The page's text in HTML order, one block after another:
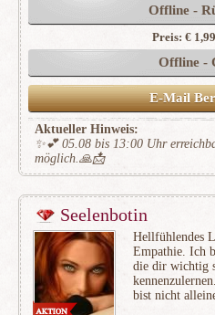
Offline -
Preis: €
Offline -
E-Mail
Aktueller Hinweis:
✨️💕 05.08 bis 13:00 Uhr
möglich.🙏📩
Seelenbotin
Hellfühlendes
Empathie. Ich
die dir wichtig
bist nicht